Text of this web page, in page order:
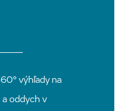
výhľady na
a oddych v